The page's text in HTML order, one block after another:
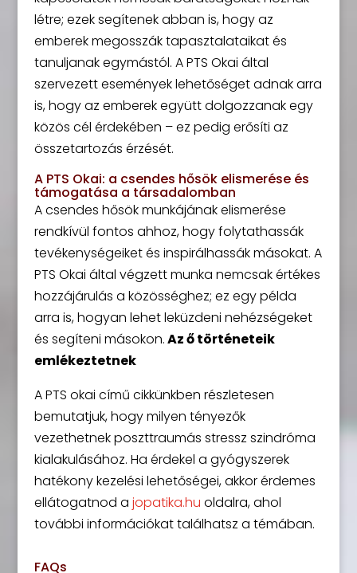
létre; ezek segítenek abban is, hogy az
emberek megosszák tapasztalataikat és
tanuljanak egymástól. A PTS Okai által
szervezett események lehetőséget adnak arra
is, hogy az emberek együtt dolgozzanak egy
közös cél érdekében – ez pedig erősíti az
összetartozás érzését.
A PTS Okai: a csendes hősök elismerése és
támogatása a társadalomban
A csendes hősök munkájának elismerése
rendkívül fontos ahhoz, hogy folytathassák
tevékenységeiket és inspirálhassák másokat. A
PTS Okai által végzett munka nemcsak értékes
hozzájárulás a közösséghez; ez egy példa
arra is, hogyan lehet leküzdeni nehézségeket
és segíteni másokon.Az ő történeteik
emlékeztetnek
A PTS okai című cikkünkben részletesen
bemutatjuk, hogy milyen tényezők
vezethetnek poszttraumás stressz szindróma
kialakulásához. Ha érdekel a gyógyszerek
hatékony kezelési lehetőségei, akkor érdemes
ellátogatnod a jopatika.hu oldalra, ahol
további információkat találhatsz a témában.
FAQs